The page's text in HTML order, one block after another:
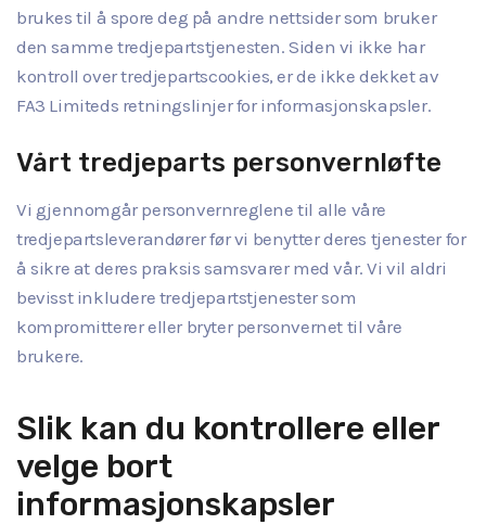
brukes til å spore deg på andre nettsider som bruker
den samme tredjepartstjenesten. Siden vi ikke har
kontroll over tredjepartscookies, er de ikke dekket av
FA3 Limiteds retningslinjer for informasjonskapsler.
Vårt tredjeparts personvernløfte
Vi gjennomgår personvernreglene til alle våre
tredjepartsleverandører før vi benytter deres tjenester for
å sikre at deres praksis samsvarer med vår. Vi vil aldri
bevisst inkludere tredjepartstjenester som
kompromitterer eller bryter personvernet til våre
brukere.
Slik kan du kontrollere eller
velge bort
informasjonskapsler